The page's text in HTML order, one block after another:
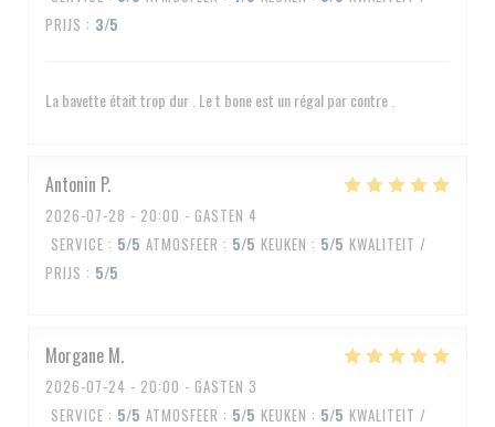
PRIJS : 3/5
La bavette était trop dur . Le t bone est un régal par contre .
Antonin P
2026-07-28 - 20:00 - GASTEN 4
SERVICE : 5/5 ATMOSFEER : 5/5 KEUKEN : 5/5 KWALITEIT /
PRIJS : 5/5
Morgane M
2026-07-24 - 20:00 - GASTEN 3
SERVICE : 5/5 ATMOSFEER : 5/5 KEUKEN : 5/5 KWALITEIT /